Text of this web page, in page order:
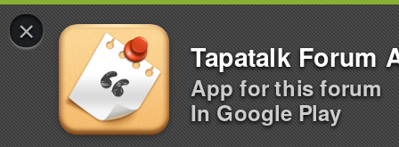
×
Tapatalk Forum
App for this forum
In Google Play